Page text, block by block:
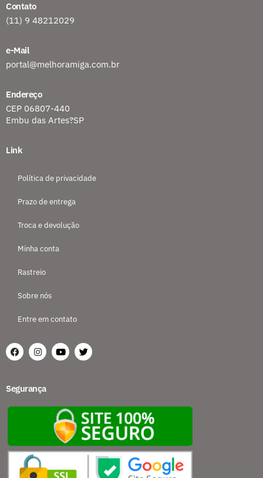
Contato
(11) 9 48212029
e-Mail
portal@melhoramiga.com.br
Endereço
CEP 06807-440
Embu das Artes?SP
Link
Política de privacidade
Prazo de entrega
Troca e devolução
Minha conta
Rastreio
Sobre nós
Entre em contato
Segurança